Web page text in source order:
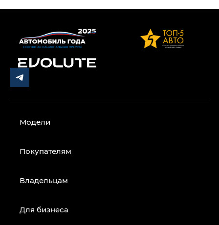
Модели
Покупателям
Владельцам
Для бизнеса